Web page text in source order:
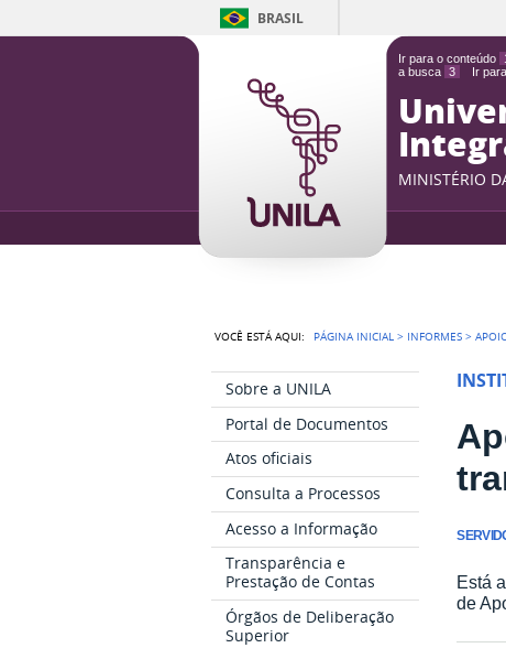
Ir para o conteúdo
a busca 3 Ir
BRASIL
MINISTÉRIO
VOCÊ ESTÁ AQUI: PÁGINA INICIAL > INFORMES >
Sobre a UNILA
Portal de Documentos
Atos oficiais
Consulta a Processos
Acesso a Informação
Transparência e
Prestação de Contas
Órgãos de Deliberação
Superior
Está
de